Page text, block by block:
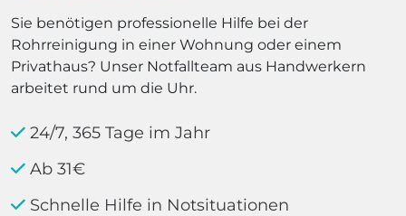
Sie benötigen professionelle Hilfe bei der
Rohrreinigung in einer Wohnung oder einem
Privathaus? Unser Notfallteam aus Handwerkern
arbeitet rund um die Uhr.
24/7, 365 Tage im Jahr
Ab 31€
Schnelle Hilfe in Notsituationen